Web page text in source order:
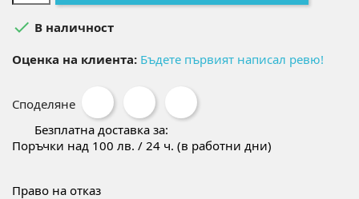
 В наличност
Оценка на клиента: Бъдете първият написал ревю!
Споделяне
Безплатна доставка за:
Поръчки над 100 лв. / 24 ч. (в работни дни)
Право на отказ